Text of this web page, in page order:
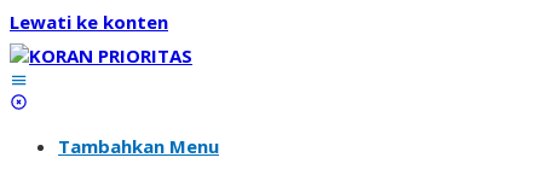
Lewati ke konten
Tambahkan Menu